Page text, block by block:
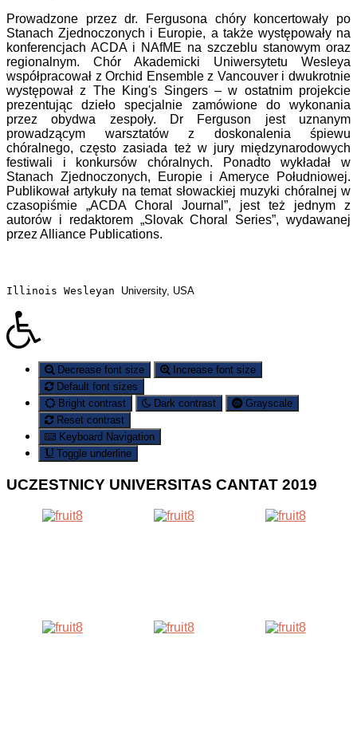
Prowadzone przez dr. Fergusona chóry koncertowały po
Stanach Zjednoczonych i Europie, a także występowały na
konferencjach ACDA i NAfME na szczeblu stanowym oraz
regionalnym. Chór Akademicki Uniwersytetu Wesleya
współpracował z Orchid Ensemble z Vancouver i dwukrotnie
występował z The King's Singers – w ostatnim projekcie
prezentując dzieło specjalnie zamówione do wykonania
przez obydwa zespoły. Dr Ferguson jest uznanym
prowadzącym warsztatów z doskonalenia śpiewu
chóralnego, często zasiada też w jury międzynarodowych
festiwali i konkursów chóralnych. Ponadto wykładał w
Stanach Zjednoczonych, Europie i Ameryce Południowej.
Publikował artykuły na temat słowackiej muzyki chóralnej w
czasopiśmie „ACDA Choral Journal”, jest też jednym z
autorów i redaktorem „Slovak Choral Series”, wydawanej
przez Alliance Publications.
Illinois Wesleyan University, USA
Decrease font size
Increase font size
Default font sizes
Bright contrast
Dark contrast
Grayscale
Reset contrast
Keyboard Navigation
Toggle underline
UCZESTNICY UNIVERSITAS CANTAT 2019